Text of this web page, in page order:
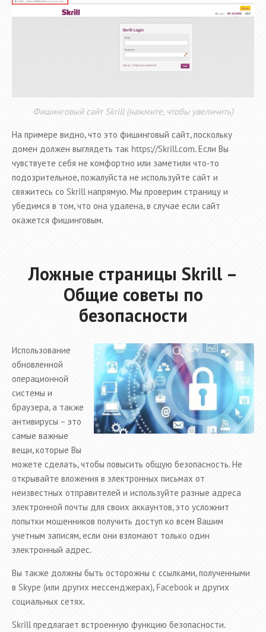
Фишинговый сайт Skrill (нажмите, чтобы увеличить)
На примере видно, что это фишинговый сайт, поскольку
домен должен выглядеть так https://Skrill.com. Если Вы
чувствуете себя не комфортно или заметили что-то
подозрительное, пожалуйста не используйте сайт и
свяжитесь со Skrill напрямую. Мы проверим страницу и
убедимся в том, что она удалена, в случае если сайт
окажется фишинговым.
Ложные страницы Skrill –
Общие советы по
безопасности
Использование
обновленной
операционной
системы и
браузера, а также
антивирусы – это
самые важные
вещи, которые Вы
можете сделать, чтобы повысить общую безопасность. Не
открывайте вложения в электронных письмах от
неизвестных отправителей и используйте разные адреса
электронной почты для своих аккаунтов, это усложнит
попытки мошенников получить доступ ко всем Вашим
учетным записям, если они взломают только один
электронный адрес.
Вы также должны быть осторожны с ссылками, полученными
в Skype (или других мессенджерах), Facebook и других
социальных сетях.
Skrill предлагает встроенную функцию безопасности.